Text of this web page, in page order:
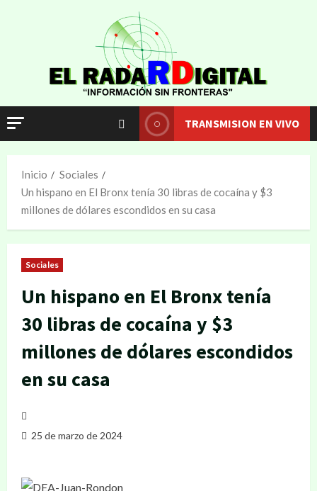
TRANSMISION EN VIVO
Inicio
Sociales
Un hispano en El Bronx tenía 30 libras de cocaína y $3
millones de dólares escondidos en su casa
Sociales
Un hispano en El Bronx tenía
30 libras de cocaína y $3
millones de dólares escondidos
en su casa
25 de marzo de 2024